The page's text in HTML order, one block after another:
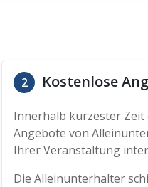
2 Kostenlose
Innerhalb kürzester Zeit
Angebote von
Ihrer Veranstaltung
Die Alleinunterhalter